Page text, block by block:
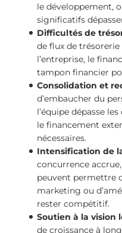
le développement,
significatifs
Difficultés de
de flux de
l’entreprise, le
tampon financier
Consolidation et
d’embaucher du
l’équipe dépasse
le financement
nécessaires.
Intensification de
concurrence
peuvent permettre
marketing ou
rester compétitif.
Soutien à la vision
de croissance à